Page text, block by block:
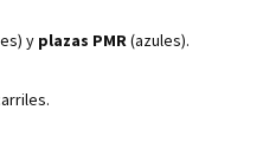
y plazas PMR(azules).